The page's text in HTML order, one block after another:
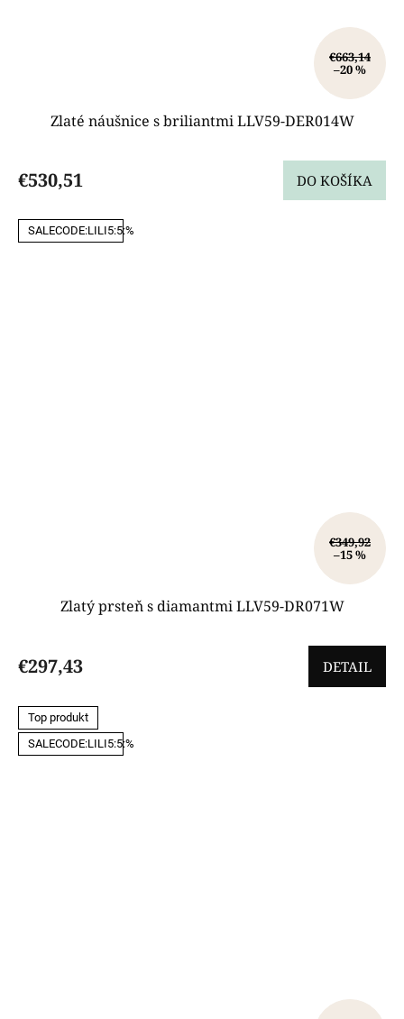
€663,14
–20 %
Zlaté náušnice s briliantmi LLV59-DER014W
€530,51 DO KOŠÍKA
SALECODE:LILI5:5:%
€349,92
–15 %
Zlatý prsteň s diamantmi LLV59-DR071W
€297,43 DETAIL
Top produkt
SALECODE:LILI5:5:%